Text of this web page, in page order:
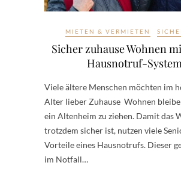
MIETEN & VERMIETEN
Sicher zuhause Wohnen
Hausnotruf-System
Viele ältere Menschen möchten im
Alter lieber Zuhause Wohnen
ein Altenheim zu ziehen. Damit das
trotzdem sicher ist, nutzen viele
Vorteile eines Hausnotrufs. Dieser
im Notfall…